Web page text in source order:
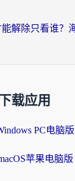
下载应用
PC电脑版
苹果电脑版